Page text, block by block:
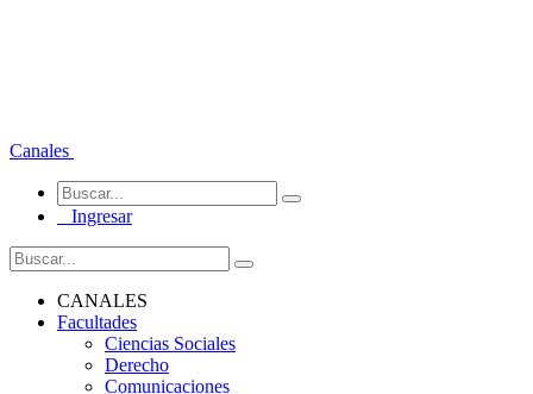
Canales
Ingresar
CANALES
Facultades
Ciencias Sociales
Derecho
Comunicaciones